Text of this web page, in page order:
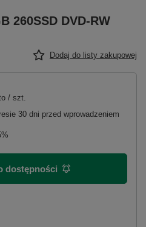
260SSD DVD-RW
Dodaj do listy zakupowej
/ szt.
30 dni przed wprowadzeniem
dostępności